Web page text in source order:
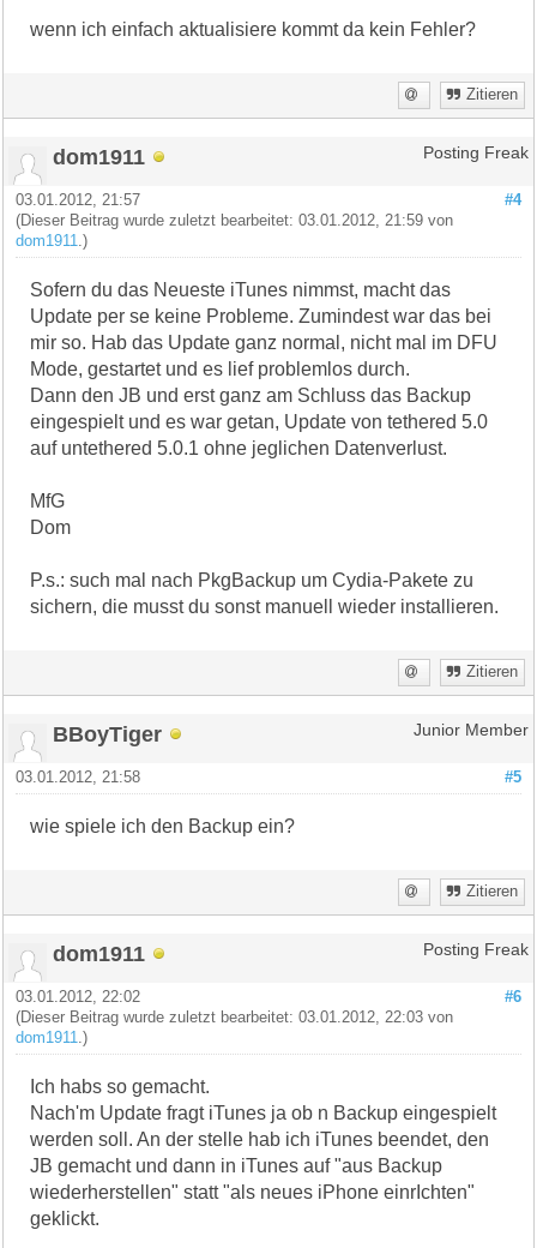
wenn ich einfach aktualisiere kommt da kein Fehler?
Zitieren
dom1911 Posting Freak
#4
03.01.2012, 21:57
(Dieser Beitrag wurde zuletzt bearbeitet: 03.01.2012, 21:59 von
dom1911 .)
Sofern du das Neueste iTunes nimmst, macht das
Update per se keine Probleme. Zumindest war das bei
mir so. Hab das Update ganz normal, nicht mal im DFU
Mode, gestartet und es lief problemlos durch.
Dann den JB und erst ganz am Schluss das Backup
eingespielt und es war getan, Update von tethered 5.0
auf untethered 5.0.1 ohne jeglichen Datenverlust.
MfG
Dom
P.s.: such mal nach PkgBackup um Cydia-Pakete zu
sichern, die musst du sonst manuell wieder installieren.
Zitieren
BBoyTiger Junior Member
#5
03.01.2012, 21:58
wie spiele ich den Backup ein?
Zitieren
dom1911 Posting Freak
#6
03.01.2012, 22:02
(Dieser Beitrag wurde zuletzt bearbeitet: 03.01.2012, 22:03 von
dom1911 .)
Ich habs so gemacht.
Nach'm Update fragt iTunes ja ob n Backup eingespielt
werden soll. An der stelle hab ich iTunes beendet, den
JB gemacht und dann in iTunes auf "aus Backup
wiederherstellen" statt "als neues iPhone einrIchten"
geklickt.